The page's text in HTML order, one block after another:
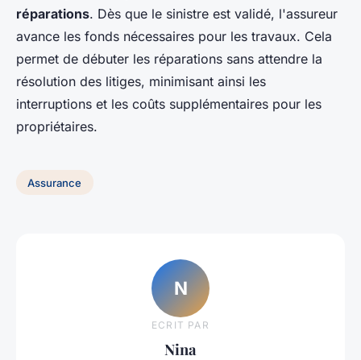
réparations. Dès que le sinistre est validé, l'assureur
avance les fonds nécessaires pour les travaux. Cela
permet de débuter les réparations sans attendre la
résolution des litiges, minimisant ainsi les
interruptions et les coûts supplémentaires pour les
propriétaires.
Assurance
N
ECRIT PAR
Nina